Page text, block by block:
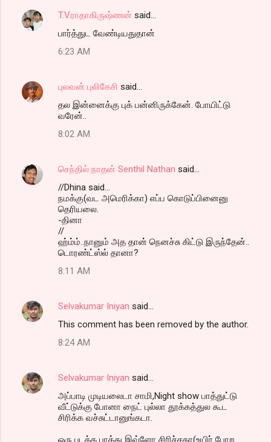
T.V.ராதாகிருஷ்ணன் said…
பார்த்துட வேண்டியதுதான்
6:23 AM
புலவன் புலிகேசி said…
தல இன்னைக்கு புக் பன்னிருக்கேன். போயிட்டு
வரேன்..
8:02 AM
செந்தில் நாதன் Senthil Nathan said…
//Dhina said...
நமக்கு(வட அமெரிக்கா) எப்ப கொடுப்பினைனு
தெரியலை.
-தினா
//
ஹ்ம்ம்..நானும் அத தான் நெனச்சு கிட்டு இருந்தேன்..
டொரண்ட்ஸ்ல் தானா?
8:11 AM
Selvakumar Iniyan said…
This comment has been removed by the author.
8:24 AM
Selvakumar Iniyan said…
அப்பாடி முடியலைடா சாமி,Night show பாத்துட்டு
வீட்டுக்கு போனா நைட் புல்லா தூக்கத்துல கூட
சிரிக்க வச்சுட்டானுங்கடா.
ஒரு படத்த பாத்து இவ்ளோ சிரிச்சதா(உயிர் போற